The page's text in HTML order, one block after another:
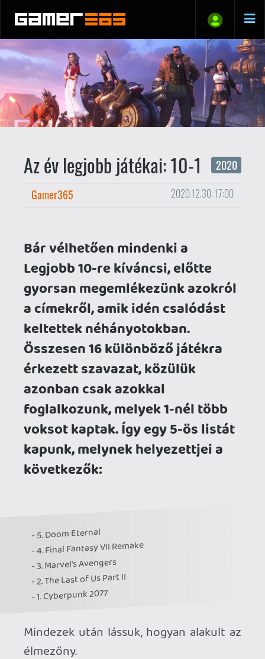
Az év legjobb játékai: 10-1 2020
Bár vélhetően mindenki a
Legjobb 10-re kíváncsi, előtte
keltettek néhányotokban.
Összesen 16 különböző játékra
érkezett szavazat, közülük
azonban csak azokkal
foglalkozunk, melyek 1-nél több
voksot kaptak. Így egy 5-ös listát
kapunk, melynek helyezettjei a
következők:
- 5. Doom Eternal
- 4. Final Fantasy VII Remake
- 3. Marvel's Avengers
- 2. The Last of Us Part II
- 1. Cyberpunk 2077
ASSASSIN'S CREED VALHALLA | Ubisoft
Montreal